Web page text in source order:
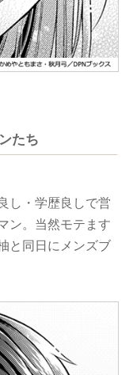
たち
し・学歴良しで営
ン。当然モテます
と同日にメンズブ